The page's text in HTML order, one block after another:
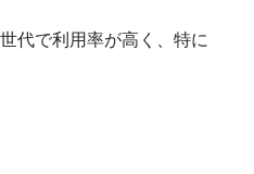
世代で利用率が高く、特に